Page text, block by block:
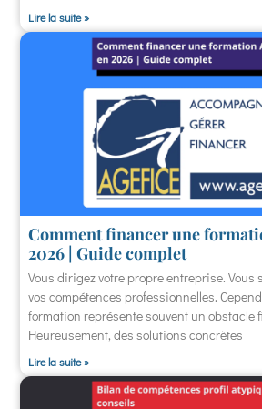
Lire la suite »
Comment financer une
2026 | Guide complet
Vous dirigez votre propre entreprise. Vous
vos compétences professionnelles.
formation représente souvent un obstacle
Heureusement, des solutions concrètes
Lire la suite »